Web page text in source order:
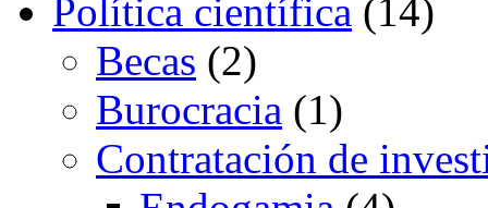
Política científica (14)
Becas (2)
Burocracia (1)
Contratación de